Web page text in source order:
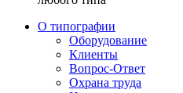
О типографии
Оборудование
Клиенты
Вопрос-Ответ
Охрана труда